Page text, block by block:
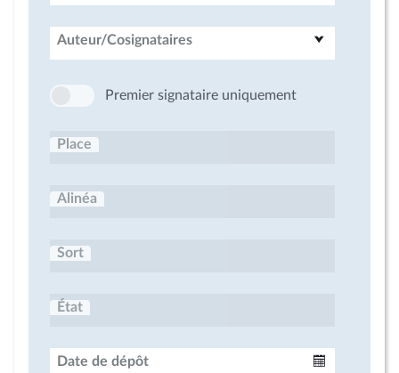
Auteur/Cosignataires
Premier signataire uniquement
Place
Alinéa
Sort
État
Date de dépôt